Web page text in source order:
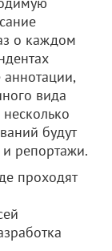
о каждом
аннотации,
вида
будут
репортажи.
проходят